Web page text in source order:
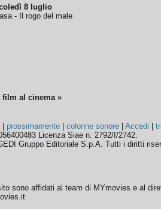
8 luglio
- Il rogo del male
film al cinema »
prossimamente |colonne sonore |Accedi |
Licenza Siae n. 2792/I/2742.
Gruppo Editoriale S.p.A. Tutti i diritti
sono affidati al team di MYmovies e al